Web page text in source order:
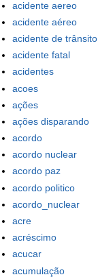
acidente aereo
acidente aéreo
acidente de trânsito
acidente fatal
acidentes
acoes
ações
ações disparando
acordo
acordo nuclear
acordo paz
acordo politico
acordo_nuclear
acre
acréscimo
acucar
acumulação